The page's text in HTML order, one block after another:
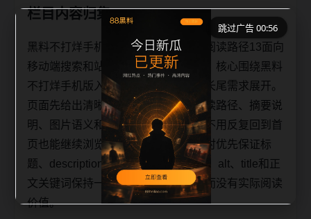
栏目内容归集
黑料不打烊手机版入口今日黑料专题阅读路径13面向
移动端搜索和站内连续阅读场景整理，核心围绕黑料
不打烊手机版入口、今日黑料和相关长尾需求展开。
页面先给出清晰主题，再补充专题阅读路径、摘要说
明、图片语义和可点击入口，让用户不用反复回到首
页也能继续浏览同类内容。每日更新时优先保证标
题、description、canonical、主题图、alt、title和正
文关键词保持一致，避免只替换词语而没有实际阅读
价值。
跳过广告 00:55